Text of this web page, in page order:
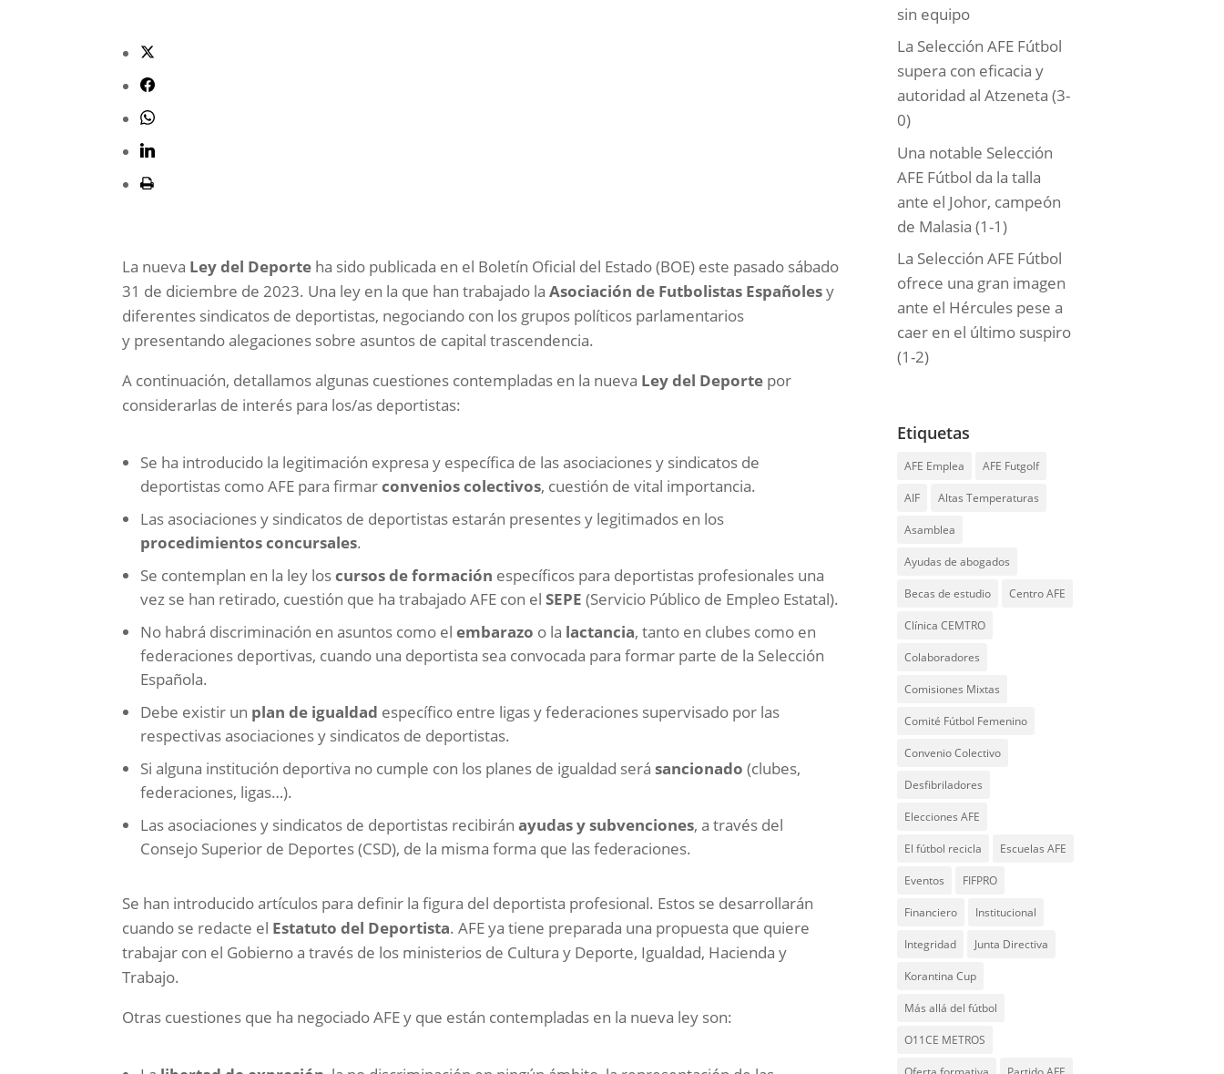
La nueva Ley del Deporte ha sido publicada en el Boletín Oficial del Estado (BOE) este pasado sábado
31 de diciembre de 2023. Una ley en la que han trabajado laAsociación de Futbolistas Españolesy
diferentes sindicatos de deportistas, negociando con los grupos políticos parlamentarios
y presentando alegaciones sobre asuntos de capital trascendencia.
A continuación, detallamos algunas cuestiones contempladas en la nueva Ley del Deporte por
considerarlas de interés para los/as deportistas:
Se ha introducido la legitimación expresa y específica de las asociaciones y sindicatos de
deportistas como AFE para firmarconvenios colectivos, cuestión de vital importancia.
Las asociaciones y sindicatos de deportistas estarán presentes y legitimados en los
procedimientos concursales.
Se contemplan en la ley loscursos de formación específicos para deportistas profesionales una
vez se han retirado, cuestión que ha trabajado AFE con elSEPE(Servicio Público de Empleo Estatal).
No habrá discriminación en asuntos como elembarazo o la lactancia, tanto en clubes como en
federaciones deportivas, cuando una deportista sea convocada para formar parte de la Selección
Española.
Debe existir un plan de igualdad específico entre ligas y federaciones supervisado por las
respectivas asociaciones y sindicatos de deportistas.
Si alguna institución deportiva no cumple con los planes de igualdad serásancionado(clubes,
federaciones, ligas…).
Las asociaciones y sindicatos de deportistas recibiránayudas y subvenciones, a través del
Consejo Superior de Deportes (CSD), de la misma forma que las federaciones.
Se han introducido artículos para definir la figura del deportista profesional. Estos se desarrollarán
cuando se redacte el Estatuto del Deportista. AFE ya tiene preparada una propuesta que quiere
trabajar con el Gobierno a través de los ministerios de Cultura y Deporte, Igualdad, Hacienda y
Trabajo.
Otras cuestiones que ha negociado AFE y que están contempladas en la nueva ley son:
sin equipo
La Selección AFE Fútbol
supera con eficacia y
autoridad al Atzeneta (3-
0)
Una notable Selección
AFE Fútbol da la talla
ante el Johor, campeón
de Malasia (1-1)
La Selección AFE Fútbol
ofrece una gran imagen
ante el Hércules pese a
caer en el último suspiro
(1-2)
Etiquetas
AFE Emplea AFE Futgolf
AIF Altas Temperaturas
Asamblea
Ayudas de abogados
Becas de estudio Centro AFE
Clínica CEMTRO
Colaboradores
Comisiones Mixtas
Comité Fútbol Femenino
Convenio Colectivo
Desfibriladores
Elecciones AFE
El fútbol recicla Escuelas AFE
Eventos FIFPRO
Financiero Institucional
Integridad Junta Directiva
Korantina Cup
Más allá del fútbol
O11CE METROS